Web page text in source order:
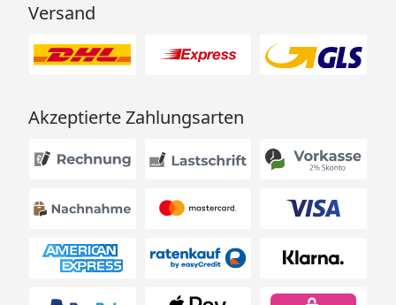
Versand
Akzeptierte Zahlungsarten